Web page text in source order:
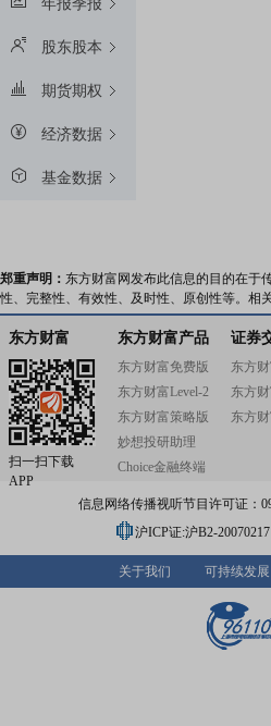
年报季报
股东股本
期货期权
经济数据
基金数据
郑重声明： 东方财富网发布此信息的目的在于
性、完整性、有效性、及时性、原创性等。相
东方财富
扫一扫下载
APP
东方财富产品
东方财富免费版
东方财富Level-2
东方财富策略版
妙想投研助理
Choice金融终端
证券
东方
东方
东方
信息网络传播视听节目许可证：
沪ICP证:沪B2-20070217
关于我们 可持续发展